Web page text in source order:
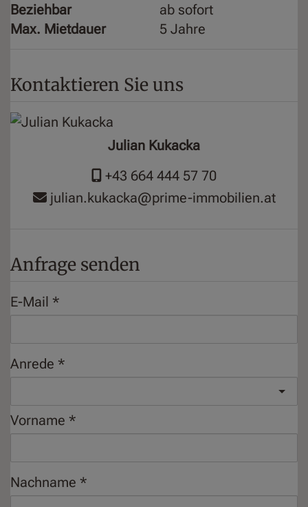
Beziehbar
ab sofort
Max. Mietdauer
5 Jahre
Kontaktieren Sie uns
Julian Kukacka
+43 664 444 57 70
julian.kukacka@prime-immobilien.at
Anfrage senden
E-Mail
Anrede
Vorname
Nachname